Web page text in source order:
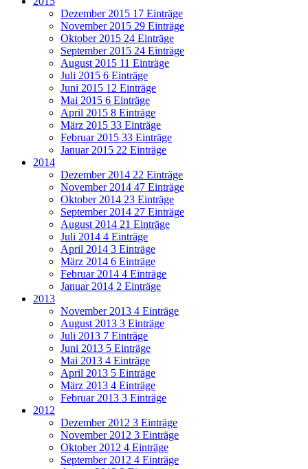
Dezember 2015 17 Einträge
November 2015 29 Einträge
Oktober 2015 24 Einträge
September 2015 24 Einträge
August 2015 11 Einträge
Juli 2015 6 Einträge
Juni 2015 12 Einträge
Mai 2015 6 Einträge
April 2015 8 Einträge
März 2015 33 Einträge
Februar 2015 33 Einträge
Januar 2015 22 Einträge
2014
Dezember 2014 22 Einträge
November 2014 47 Einträge
Oktober 2014 23 Einträge
September 2014 27 Einträge
August 2014 21 Einträge
Juli 2014 4 Einträge
April 2014 3 Einträge
März 2014 6 Einträge
Februar 2014 4 Einträge
Januar 2014 2 Einträge
2013
November 2013 4 Einträge
August 2013 3 Einträge
Juli 2013 7 Einträge
Juni 2013 5 Einträge
Mai 2013 4 Einträge
April 2013 5 Einträge
März 2013 4 Einträge
Februar 2013 3 Einträge
2012
Dezember 2012 3 Einträge
November 2012 3 Einträge
Oktober 2012 4 Einträge
September 2012 4 Einträge